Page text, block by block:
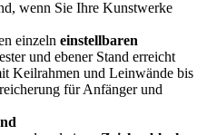
wenn Sie Ihre Kunstwerke
einzeln einstellbaren
und ebener Stand erreicht
Keilrahmen und Leinwände bis
für Anfänger und